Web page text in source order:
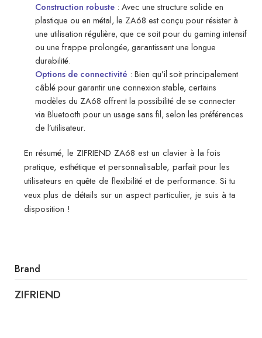
Construction robuste : Avec une structure solide en
plastique ou en métal, le ZA68 est conçu pour résister à
une utilisation régulière, que ce soit pour du gaming intensif
ou une frappe prolongée, garantissant une longue
durabilité.
Options de connectivité : Bien qu’il soit principalement
câblé pour garantir une connexion stable, certains
modèles du ZA68 offrent la possibilité de se connecter
via Bluetooth pour un usage sans fil, selon les préférences
de l’utilisateur.
En résumé, le ZIFRIEND ZA68 est un clavier à la fois
pratique, esthétique et personnalisable, parfait pour les
utilisateurs en quête de flexibilité et de performance. Si tu
veux plus de détails sur un aspect particulier, je suis à ta
disposition !
Brand
ZIFRIEND